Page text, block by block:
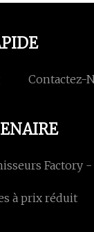
Contactez-
Factory
à prix réduit